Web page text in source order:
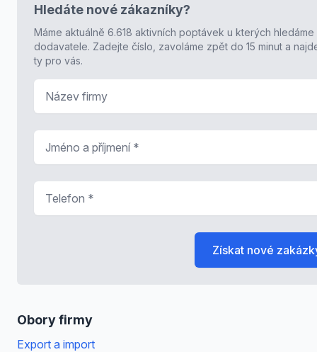
Obory firmy
Export a import
Hledáte nové zákazníky?
Máme aktuálně 6.618 aktivních poptávek u kterých hledáme
dodavatele. Zadejte číslo, zavoláme zpět do 15 minut a
ty pro vás.
Získat nové